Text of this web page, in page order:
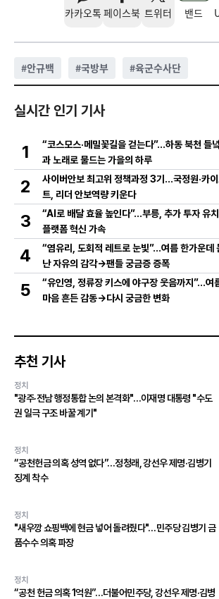
카카오톡 페이스북 트위터 밴드
#안규백 #국방부 #육군수사단
실시간 인기 기사
1
“코스모스·메밀꽃길을 걷는다”…하동 북천 들
과 노래로 물드는 가을의 하루
2
사이버안보 최고위 정책과정 3기…국정원·카
트, 리더 안보역량 키운다
3
“AI로 배달 효율 높인다”…부릉, 추가 투자 유
플랫폼 혁신 가속
4
“염유리, 도회적 레트로 눈빛”…여름 한가운데
난 자유의 감각→팬들 궁금증 증폭
5
“유인영, 정류장 키스에 야구장 웃음까지”…여
마음 흔든 감동→다시 궁금한 변화
추천 기사
정치
"광주·전남 행정통합 논의 본격화"…이재명 대통령 "수도
권 일극 구조 바꿀 계기"
정치
“공천헌금 의혹 성역 없다”…정청래, 강선우 제명·김병기
징계 착수
정치
"새우깡 쇼핑백에 현금 넣어 돌려줬다"…민주당 김병기 금
품수수 의혹 파장
정치
“공천 헌금 의혹 1억원”…더불어민주당, 강선우 제명·김병